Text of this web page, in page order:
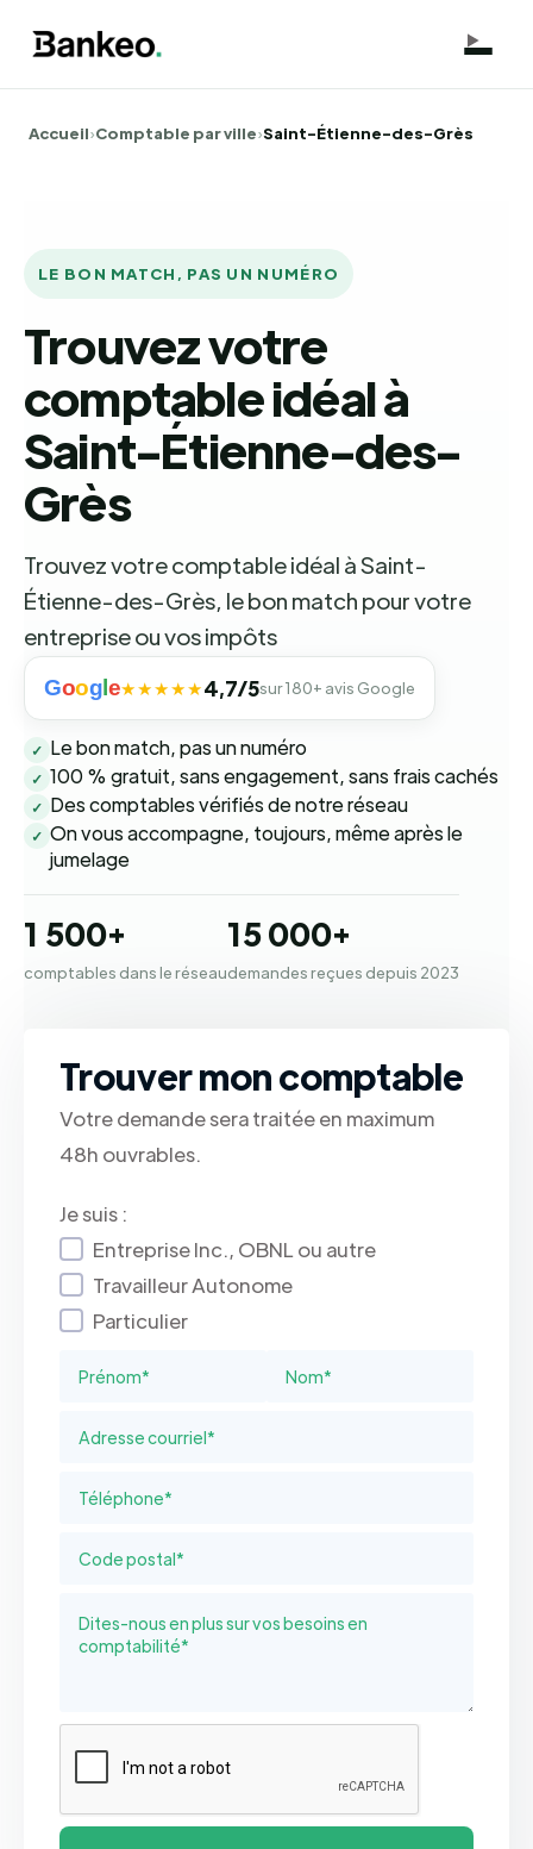
Accueil›Comptable par ville›Saint-Étienne-des-Grès
LE BON MATCH, PAS UN NUMÉRO
Trouvez votre
comptable idéal à
Saint-Étienne-des-
Grès
Trouvez votre comptable idéal à Saint-
Étienne-des-Grès, le bon match pour votre
entreprise ou vos impôts
Goog e★★★★★4,7/5sur 180+ avis Google
✓ Le bon match, pas un numéro
✓ 100 % gratuit, sans engagement, sans frais cachés
✓ Des comptables vérifiés de notre réseau
✓ On vous accompagne, toujours, même après le
jumelage
1 500+
comptables dans le réseau
15 000+
demandes reçues depuis 2023
Trouver mon comptable
Votre demande sera traitée en maximum
48h ouvrables.
Je suis :
Entreprise Inc., OBNL ou autre
Travailleur Autonome
Particulier